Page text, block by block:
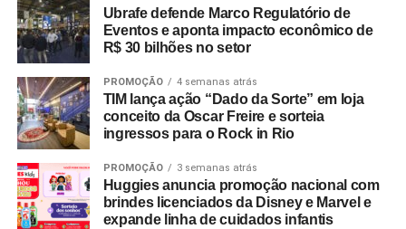
Ubrafe defende Marco Regulatório de
Eventos e aponta impacto econômico de
R$ 30 bilhões no setor
PROMOÇÃO 4 semanas atrás
TIM lança ação “Dado da Sorte” em loja
conceito da Oscar Freire e sorteia
ingressos para o Rock in Rio
PROMOÇÃO 3 semanas atrás
Huggies anuncia promoção nacional com
brindes licenciados da Disney e Marvel e
expande linha de cuidados infantis